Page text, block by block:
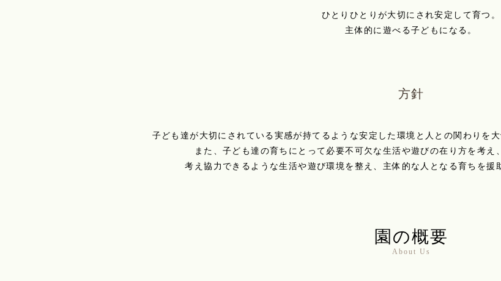
ひとりひとりが大切にされ安定して育つ。
主体的に遊べる子どもになる。
方針
子ども達が大切にされている実感が持てるような安定した環境と人との関わりを
また、子ども達の育ちにとって必要不可欠な生活や遊びの在り方を考え
考え協力できるような生活や遊び環境を整え、主体的な人となる育ちを援
園の概要
About Us